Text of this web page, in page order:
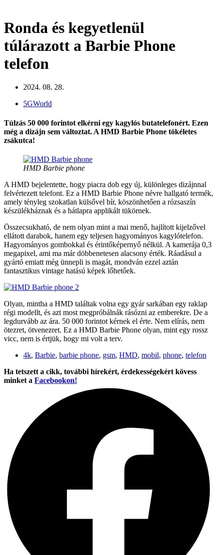
Ronda és kegyetlenül
túlárazott a Barbie Phone
telefon
2024. 08. 28.
5GWorld
Túlzás 50 000 forintot elkérni egy kagylós butatelefonért. Ezen
még a dizájn sem változtat. A HMD Barbie Phone tökéletes
zsákutca!
HMD Barbie phone
A HMD bejelentette, hogy piacra dob egy új, különleges dizájnnal
felvértezett telefont. Ez a HMD Barbie Phone névre hallgató termék,
amely tényleg szokatlan külsővel bír, köszönhetően a rózsaszín
készülékháznak és a hátlapra applikált tükörnek.
Összecsukható, de nem olyan mint a mai menő, hajlított kijelzővel
ellátott darabok, hanem egy teljesen hagyományos kagylótelefon.
Hagyományos gombokkal és érintőképernyő nélkül. A kamerája 0,3
megapixel, ami ma már döbbenetesen alacsony érték. Ráadásul a
gyártó emiatt még ünnepli is magát, mondván ezzel aztán
fantasztikus vintage hatású képek lőhetőek.
Olyan, mintha a HMD találtak volna egy gyár sarkában egy raklap
régi modellt, és azt most megpróbálnák rásózni az emberekre. De a
legdurvább az ára. 50 000 forintot kérnek el érte. Nem elírás, nem
ötezret, ötvenezret. Ez a HMD Barbie Phone olyan, mint egy rossz
vicc, nem is értjük, hogy mi volt a terv.
4k, Barbie, barbie phone, gsm, HMD, mobil, phone, telefon
Ha tetszett a cikk, további hírekért, érdekességekért kövess
minket a Facebookon!